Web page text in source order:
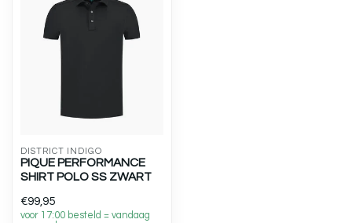
DISTRICT INDIGO
PIQUE PERFORMANCE
SHIRT POLO SS ZWART
€99,95
voor 17:00 besteld = vandaag